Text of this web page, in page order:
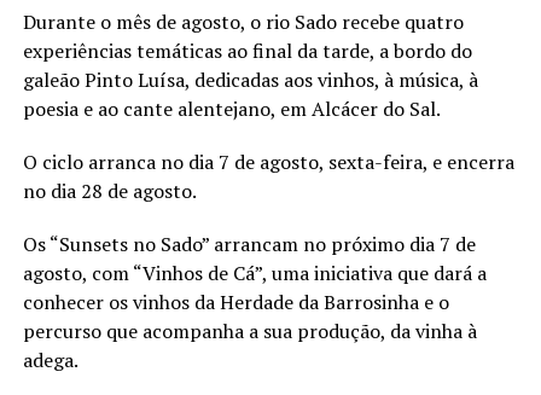
Durante o mês de agosto, o rio Sado recebe quatro
experiências temáticas ao final da tarde, a bordo do
galeão Pinto Luísa, dedicadas aos vinhos, à música, à
poesia e ao cante alentejano, em Alcácer do Sal.
O ciclo arranca no dia 7 de agosto, sexta-feira, e encerra
no dia 28 de agosto.
Os “Sunsets no Sado” arrancam no próximo dia 7 de
agosto, com “Vinhos de Cá”, uma iniciativa que dará a
conhecer os vinhos da Herdade da Barrosinha e o
percurso que acompanha a sua produção, da vinha à
adega.